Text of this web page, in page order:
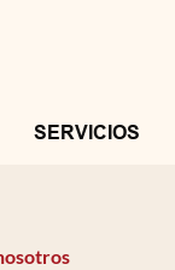
SERVICIOS